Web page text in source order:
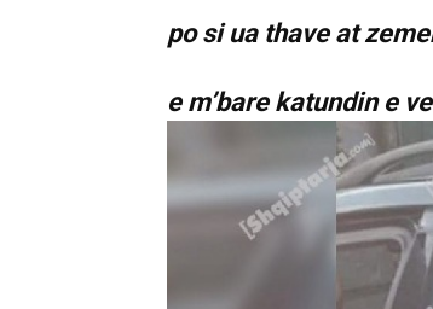
po si ua thave at
e m’bare katundin e